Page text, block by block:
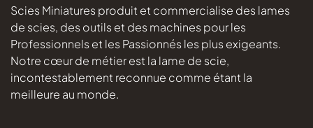
Scies Miniatures produit et commercialise des lames
de scies, des outils et des machines pour les
Professionnels et les Passionnés les plus exigeants.
Notre cœur de métier est la lame de scie,
incontestablement reconnue comme étant la
meilleure au monde.